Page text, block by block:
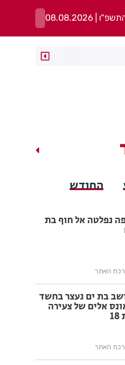
08.08.2026
החודש
נפלטה אל חוף בת
האתר
בת ים נעצר בחשד
אלים של צעירה
האתר